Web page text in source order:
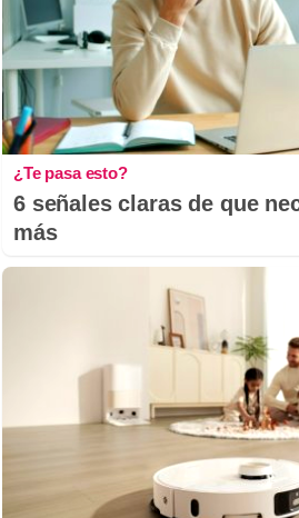
¿Te pasa esto?
6 señales claras de que
más